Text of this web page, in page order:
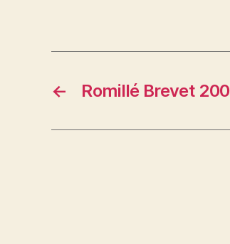
← Romillé Brevet 200